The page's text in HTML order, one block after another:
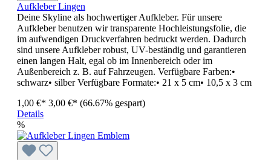
Aufkleber Lingen
Deine Skyline als hochwertiger Aufkleber. Für unsere
Aufkleber benutzen wir transparente Hochleistungsfolie, die
im aufwendigen Druckverfahren bedruckt werden. Dadurch
sind unsere Aufkleber robust, UV-beständig und garantieren
einen langen Halt, egal ob im Innenbereich oder im
Außenbereich z. B. auf Fahrzeugen. Verfügbare Farben:•
schwarz• silber Verfügbare Formate:• 21 x 5 cm• 10,5 x 3 cm
1,00 €* 3,00 €* (66.67% gespart)
Details
%